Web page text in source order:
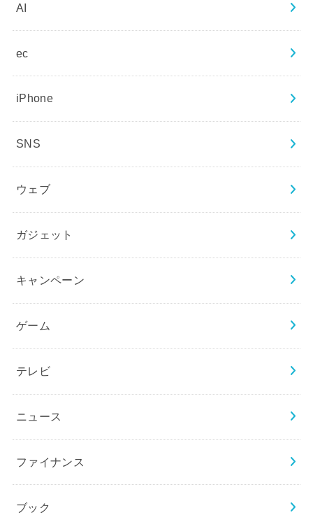
AI
ec
iPhone
SNS
ウェブ
ガジェット
キャンペーン
ゲーム
テレビ
ニュース
ファイナンス
ブック